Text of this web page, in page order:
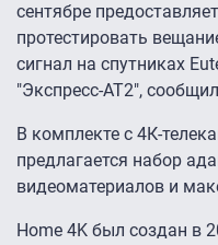
сентябре
протестировать
сигнал на спутниках
"Экспресс-АТ2",
В комплекте с 4К-
предлагается набор
видеоматериалов и
Home 4K был создан в